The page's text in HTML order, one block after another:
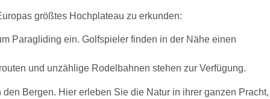
größtes Hochplateau zu erkunden:
Paragliding ein. Golfspieler finden in der Nähe einen
und unzählige Rodelbahnen stehen zur Verfügung.
Bergen. Hier erleben Sie die Natur in ihrer ganzen Pracht,